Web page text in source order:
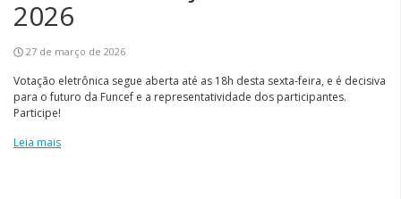
2026
27 de março de 2026
Votação eletrônica segue aberta até as 18h desta sexta-feira, e é decisiva
para o futuro da Funcef e a representatividade dos participantes.
Participe!
Leia mais